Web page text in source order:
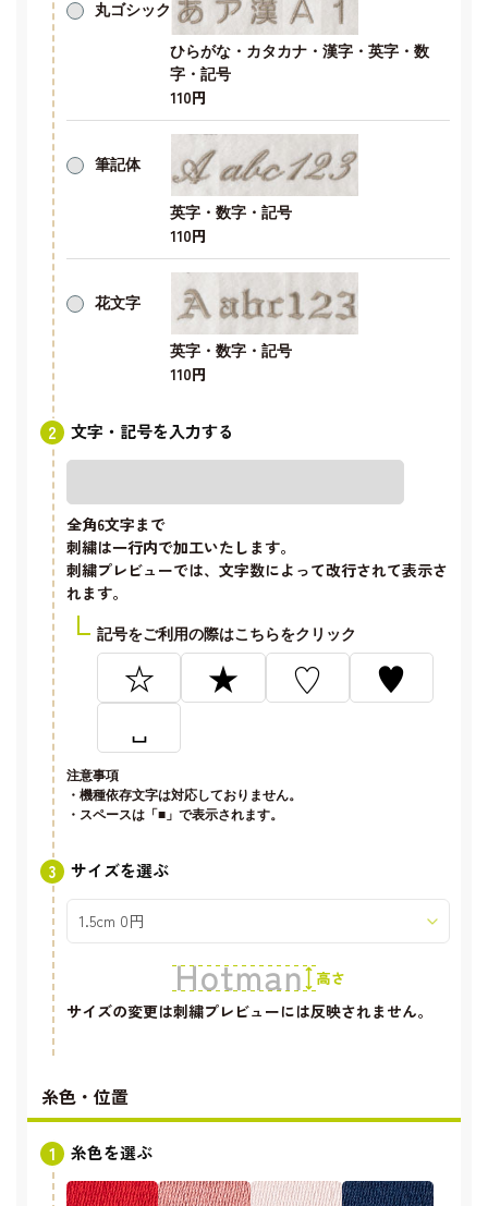
丸ゴシック
ひらがな・カタカナ・漢字・英字・数
字・記号
110円
筆記体
英字・数字・記号
110円
花文字
英字・数字・記号
110円
文字・記号を入力する
全角6文字まで
刺繍は一行内で加工いたします。
刺繍プレビューでは、文字数によって改行されて表示さ
れます。
記号をご利用の際はこちらをクリック
☆ ★ ♡
♥
␣
注意事項
・機種依存文字は対応しておりません。
・スペースは「■」で表示されます。
サイズを選ぶ
サイズの変更は刺繍プレビューには反映されません。
糸色・位置
糸色を選ぶ